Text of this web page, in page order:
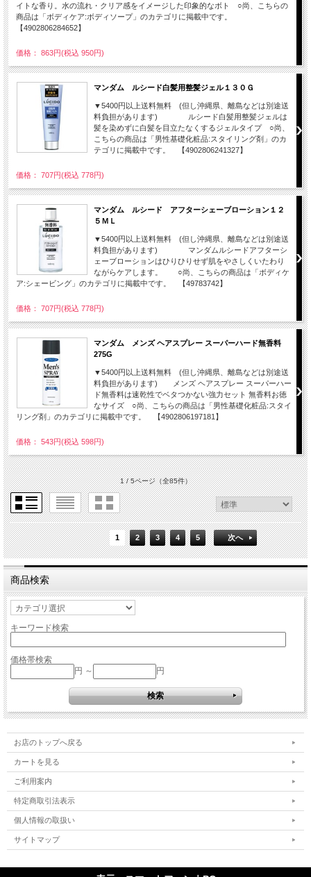
イトな香り。水の流れ・クリア感をイメージした印象的なボト ○尚、こちらの
商品は「ボディケア:ボディソープ」のカテゴリに掲載中です。
【4902806284652】
価格： 863円(税込 950円)
マンダム ルシード白髪用整髪ジェル１３０Ｇ
▼5400円以上送料無料 (但し沖縄県、離島などは別途送
料負担があります) ルシード白髪用整髪ジェルは
髪を染めずに白髪を目立たなくするジェルタイプ ○尚、
こちらの商品は「男性基礎化粧品:スタイリング剤」のカ
テゴリに掲載中です。 【4902806241327】
価格： 707円(税込 778円)
マンダム ルシード アフターシェーブローション１２
５ＭＬ
▼5400円以上送料無料 (但し沖縄県、離島などは別途送
料負担があります) マンダムルシードアフターシ
ェーブローションはひりひりせず肌をやさしくいたわり
ながらケアします。 ○尚、こちらの商品は「ボディケ
ア:シェービング」のカテゴリに掲載中です。 【49783742】
価格： 707円(税込 778円)
マンダム メンズ ヘアスプレー スーパーハード無香料
275G
▼5400円以上送料無料 (但し沖縄県、離島などは別途送
料負担があります) メンズ ヘアスプレー スーパーハー
ド無香料は速乾性でベタつかない強力セット 無香料お徳
なサイズ ○尚、こちらの商品は「男性基礎化粧品:スタイ
リング剤」のカテゴリに掲載中です。 【4902806197181】
価格： 543円(税込 598円)
1 / 5ページ（全85件）
1 2 3 4 5 次へ
商品検索
キーワード検索
価格帯検索
円 ～
円
お店のトップへ戻る
カートを見る
ご利用案内
特定商取引法表示
個人情報の取扱い
サイトマップ